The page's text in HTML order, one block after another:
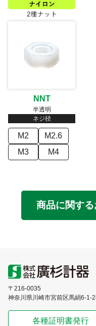
注文・見積りについて
会社情報
NNT
半透明
ネジ径
M2
M2.6
M3
M4
商品に関す
〒216-0035
神奈川県川崎市宮前区馬絹6-1-
各種証明書発行